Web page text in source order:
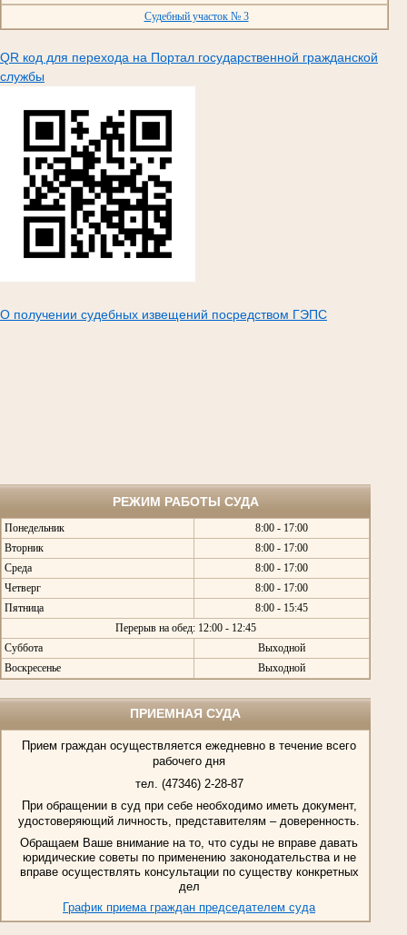
Судебный участок № 3
QR код для перехода на Портал государственной гражданской
службы
О получении судебных извещений посредством ГЭПС
РЕЖИМ РАБОТЫ СУДА
Понедельник
8:00 - 17:00
Вторник
8:00 - 17:00
Среда
8:00 - 17:00
Четверг
8:00 - 17:00
Пятница
8:00 - 15:45
Перерыв на обед: 12:00 - 12:45
Суббота
Выходной
Воскресенье
Выходной
ПРИЕМНАЯ СУДА
Прием граждан осуществляется ежедневно в течение всего
рабочего дня
тел. (47346) 2-28-87
При обращении в суд при себе необходимо иметь документ,
удостоверяющий личность, представителям – доверенность.
Обращаем Ваше внимание на то, что суды не вправе давать
юридические советы по применению законодательства и не
вправе осуществлять консультации по существу конкретных
дел
График приема граждан председателем суда